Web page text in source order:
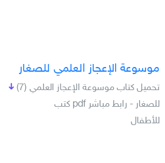
موسوعة الإعجاز العلمي للصغار
(7) تحميل كتاب موسوعة الإعجاز العلمي
للصغار - رابط مباشر pdf كتب
للأطفال